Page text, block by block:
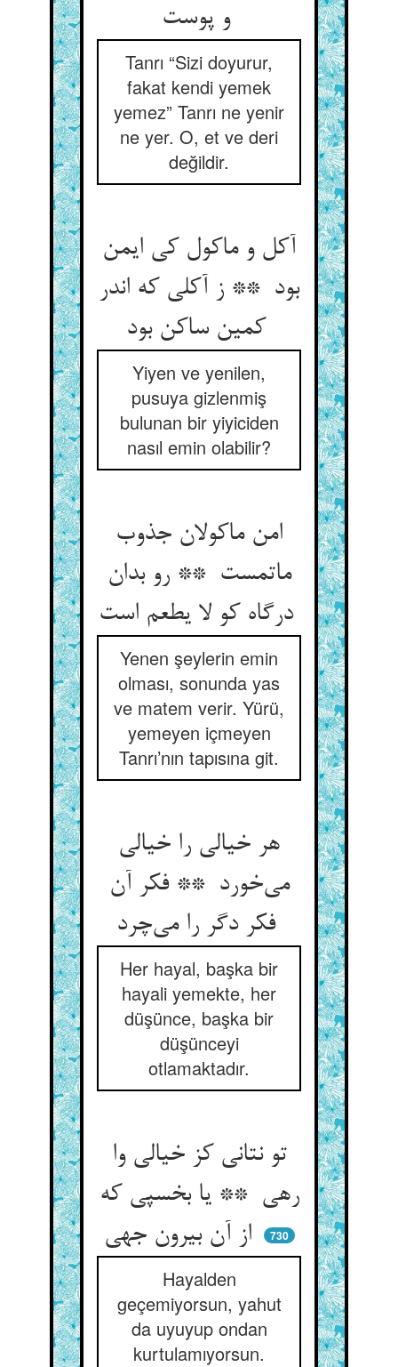
و پوست
Tanrı “Sizi doyurur,
fakat kendi yemek
yemez” Tanrı ne yenir
ne yer. O, et ve deri
değildir.
آکل و ماکول کی ایمن
بود ** ز آکلی که اندر
کمین ساکن بود
Yiyen ve yenilen,
pusuya gizlenmiş
bulunan bir yiyiciden
nasıl emin olabilir?
امن ماکولان جذوب
ماتمست ** رو بدان
درگاه کو لا یطعم است
Yenen şeylerin emin
olması, sonunda yas
ve matem verir. Yürü,
yemeyen içmeyen
Tanrı’nın tapısına git.
هر خیالی را خیالی
می‌خورد ** فکر آن
فکر دگر را می‌چرد
Her hayal, başka bir
hayali yemekte, her
düşünce, başka bir
düşünceyi
otlamaktadır.
تو نتانی کز خیالی وا
رهی ** یا بخسپی که
از آن بیرون جهی
730
Hayalden
geçemiyorsun, yahut
da uyuyup ondan
kurtulamıyorsun.